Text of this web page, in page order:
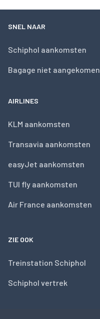
SNEL NAAR
Schiphol aankomsten
Bagage niet aangekomen
AIRLINES
KLM aankomsten
Transavia aankomsten
easyJet aankomsten
TUI fly aankomsten
Air France aankomsten
ZIE OOK
Treinstation Schiphol
Schiphol vertrek